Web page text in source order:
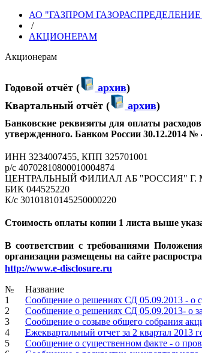
АО "ГАЗПРОМ
/
АКЦИОНЕРАМ
Акционерам
Годовой отчёт ( архив)
Квартальный отчёт (
архив)
Банковские реквизиты для оплаты
утвержденного. Банком России 30.12.2014 №
ИНН 3234007455, КПП 325701001
р/с 40702810800010004874
ЦЕНТРАЛЬНЫЙ ФИЛИАЛ АБ "РОССИЯ"
БИК 044525220
К/с 30101810145250000220
Стоимость оплаты копии 1 листа выше
В соответствии с требованиями
организации размещены на сайте
http://www.e-disclosure.ru
№
Название
1
Сообщение о решениях СД 05.09.2013 - о
2
Сообщение о решениях СД 05.09.2013- о
3
Сообщение о созыве общего собрания
4
Ежеквартальный отчет за 2 квартал 2013
5
Сообщение о существенном факте - о